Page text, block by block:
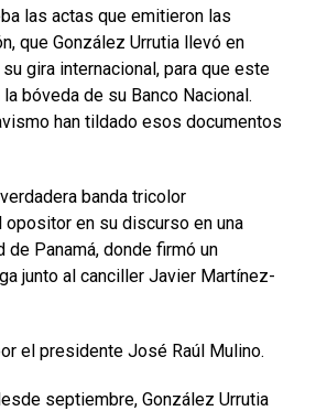
las actas que emitieron las
que González Urrutia llevó en
gira internacional, para que este
bóveda de su Banco Nacional.
han tildado esos documentos
banda tricolor
en su discurso en una
de Panamá, donde firmó un
junto al canciller Javier Martínez-
el presidente José Raúl Mulino.
septiembre, González Urrutia